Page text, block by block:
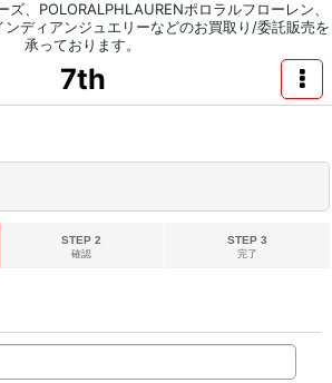
ズ、POLORALPHLAURENポロラルフローレン、
ンディアンジュエリーなどのお買取り/委託販売を
承っております。
7th
STEP 2
確認
STEP 3
完了